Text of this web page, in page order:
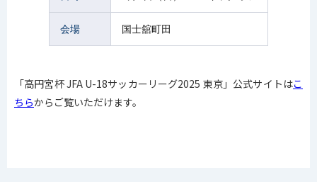
会場 国士舘町田
「高円宮杯 JFA U-18サッカーリーグ2025 東京」公式サイトはこ
ちらからご覧いただけます。